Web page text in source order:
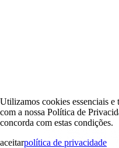
Utilizamos cookies essenciais e
com a nossa Política de
concorda com estas condições.
aceitarpolítica de privacidade